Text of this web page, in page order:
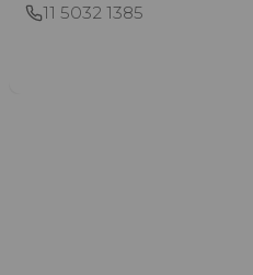
11 5032 1385